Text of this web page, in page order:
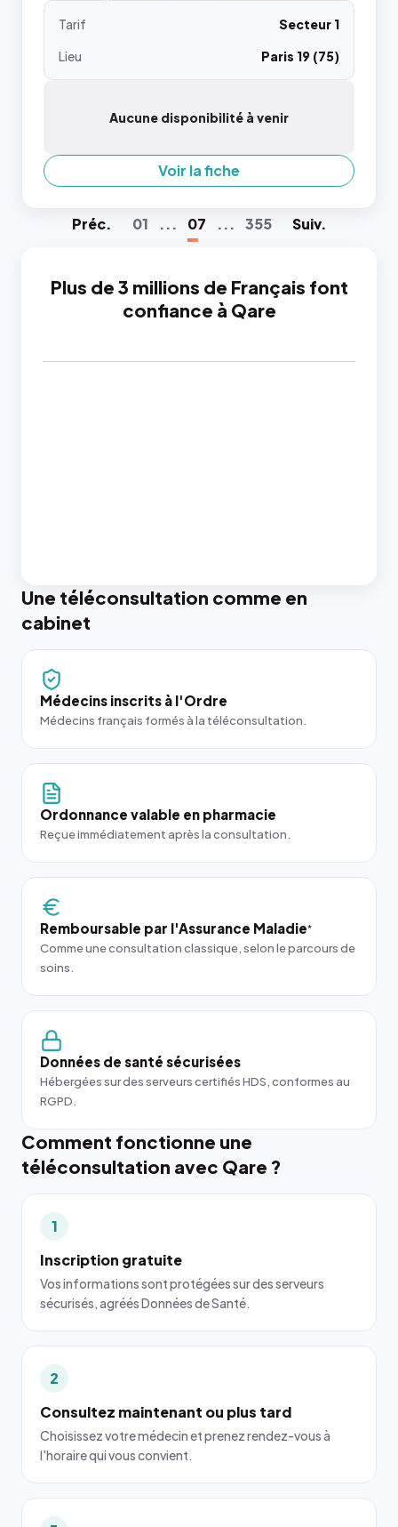
Tarif
Secteur 1
Lieu
Paris 19 (75)
Aucune disponibilité à venir
Voir la fiche
Préc. 01 ... 07 ... 355 Suiv.
Plus de 3 millions de Français font
confiance à Qare
Une téléconsultation comme en
cabinet
Médecins inscrits à l'Ordre
Médecins français formés à la téléconsultation.
Ordonnance valable en pharmacie
Reçue immédiatement après la consultation.
Remboursable par l'Assurance Maladie*
Comme une consultation classique, selon le parcours de
soins.
Données de santé sécurisées
Hébergées sur des serveurs certifiés HDS, conformes au
RGPD.
Comment fonctionne une
téléconsultation avec Qare ?
1
Inscription gratuite
Vos informations sont protégées sur des serveurs
sécurisés, agréés Données de Santé.
2
Consultez maintenant ou plus tard
Choisissez votre médecin et prenez rendez-vous à
l'horaire qui vous convient.